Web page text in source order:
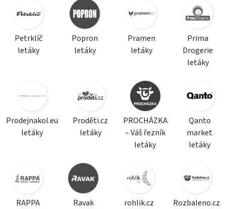
Petrklíč
letáky
Popron
letáky
Pramen
letáky
Prima
Drogerie
letáky
Prodejnakol.eu
letáky
Proděti.cz
letáky
PROCHÁZKA
– Váš řezník
letáky
Qanto
market
letáky
RAPPA
Ravak
rohlik.cz
Rozbaleno.cz